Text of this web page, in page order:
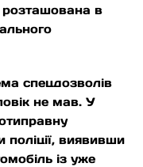
розташована в
спецдозволів
не мав. У
поліції, виявивши
із уже